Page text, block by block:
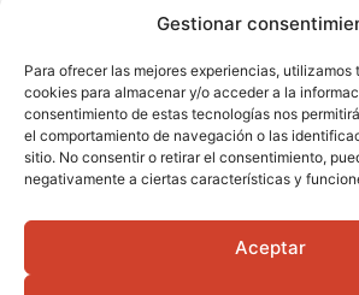
Gestionar
Para ofrecer las mejores experiencias, utilizamos
cookies para almacenar y/o acceder a la
consentimiento de estas tecnologías nos
el comportamiento de navegación o las
sitio. No consentir o retirar el consentimiento,
negativamente a ciertas características y
Aceptar
noviembre 2023 octubre 2023
julio 2023 junio 2023 mayo 2023
noviembre 2022
octubre 2022 septiembre 2022
julio 2022
junio 2022 mayo 2022 abril 2022
febrero 2022
enero 2022 diciembre 2021
octubre 2021
septiembre 2021 agosto 2021 julio
mayo 2021
abril 2021 marzo 2021 febrero 2021
diciembre 2020
noviembre 2020 octubre 2020
agosto 2020
julio 2020 junio 2020 mayo 2020
marzo 2020
febrero 2020 enero 2020 diciembre
octubre 2019
agosto 2019
diciembre 2018
noviembre 2018 octubre 2018
junio 2018 mayo 2018
diciembre 2017
septiembre 2017